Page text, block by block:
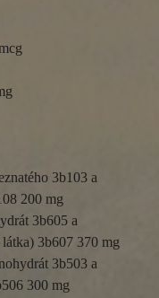
3b103 a
200 mg
3b605 a
3b607 370 mg
3b503 a
300 mg